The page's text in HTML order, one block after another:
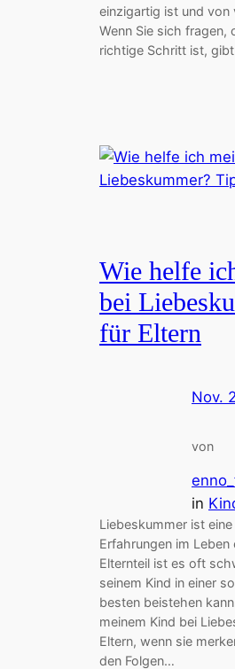
einzigartig ist und von
Wenn Sie sich fragen,
richtige Schritt ist,
Wie helfe
bei
für Eltern
Nov.
von
in
Liebeskummer ist
Erfahrungen im Leben
Elternteil ist es oft
seinem Kind in einer
besten beistehen
meinem Kind bei
Eltern, wenn sie
den Folgen…